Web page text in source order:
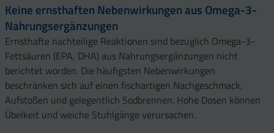
Keine ernsthaften Nebenwirkungen aus Omega-3-
Nahrungsergänzungen
Ernsthafte nachteilige Reaktionen sind bezüglich Omega-3-
Fettsäuren (EPA, DHA) aus Nahrungsergänzungen nicht
berichtet worden. Die häufigsten Nebenwirkungen
beschränken sich auf einen fischartigen Nachgeschmack,
Aufstoßen und gelegentlich Sodbrennen. Hohe Dosen können
Übelkeit und weiche Stuhlgänge verursachen.